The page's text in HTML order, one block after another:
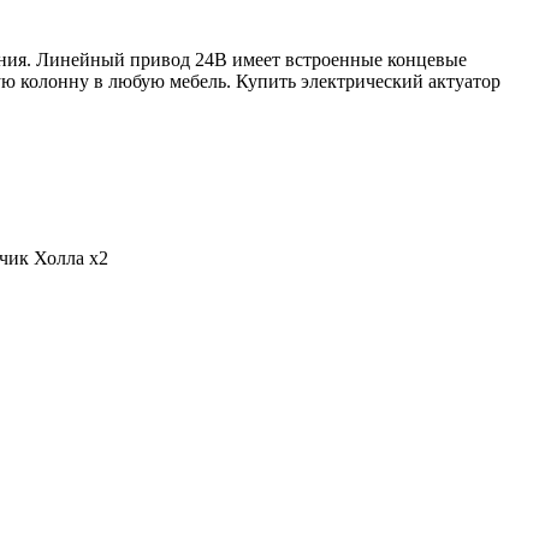
Линейный привод 24В имеет встроенные концевые
колонну в любую мебель. Купить электрический актуатор
Холла x2